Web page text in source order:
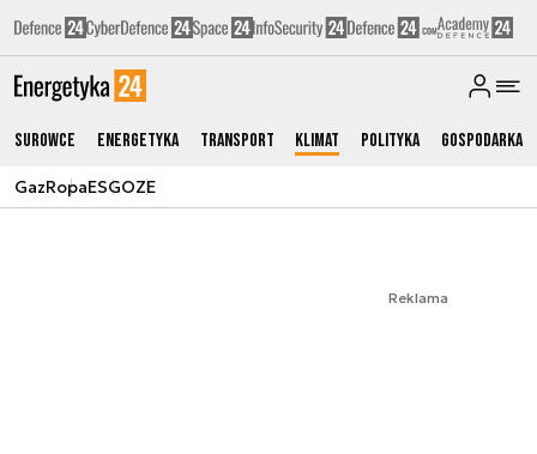
Surowce Energetyka Transport Klimat Polityka Gospodarka
GazRopaESGOZE
Reklama